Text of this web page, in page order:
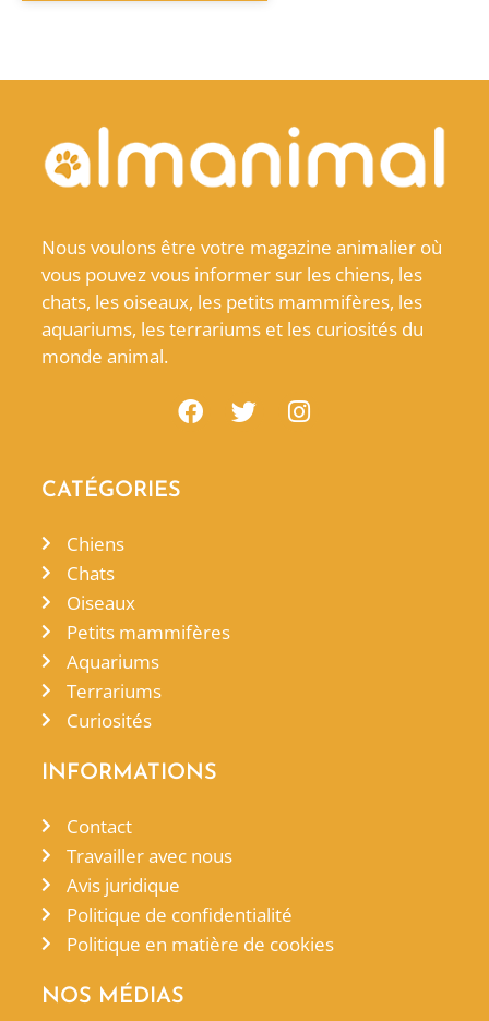
Nous voulons être votre magazine animalier où
vous pouvez vous informer sur les chiens, les
chats, les oiseaux, les petits mammifères, les
aquariums, les terrariums et les curiosités du
monde animal.
CATÉGORIES
Chiens
Chats
Oiseaux
Petits mammifères
Aquariums
Terrariums
Curiosités
INFORMATIONS
Contact
Travailler avec nous
Avis juridique
Politique de confidentialité
Politique en matière de cookies
NOS MÉDIAS